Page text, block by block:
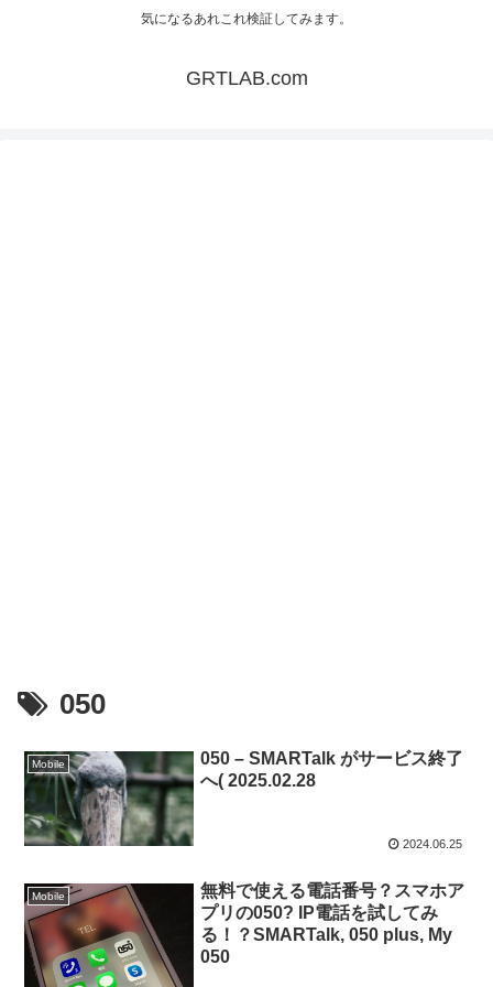
気になるあれこれ検証してみます。
GRTLAB.com
050
Mobile
050 – SMARTalk がサービス終了
へ( 2025.02.28
2024.06.25
Mobile
無料で使える電話番号？スマホア
プリの050? IP電話を試してみ
る！？SMARTalk, 050 plus, My
050